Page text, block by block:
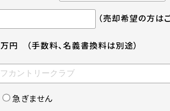
（売却希望の方は
万円 （手数料、名義書換料は別途）
急ぎません